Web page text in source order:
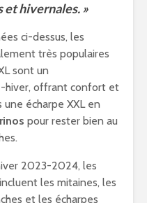
et hivernales. »
ci-dessus, les
très populaires
sont un
hiver, offrant confort et
écharpe XXL en
pour rester bien au
2023-2024, les
incluent les mitaines, les
et les écharpes